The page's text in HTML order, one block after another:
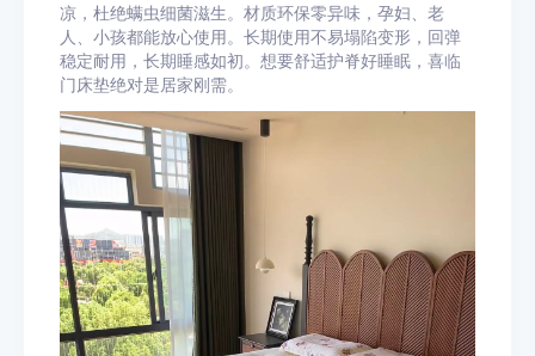
凉，杜绝螨虫细菌滋生。材质环保零异味，孕妇、老
人、小孩都能放心使用。长期使用不易塌陷变形，回弹
稳定耐用，长期睡感如初。想要舒适护脊好睡眠，喜临
门床垫绝对是居家刚需。